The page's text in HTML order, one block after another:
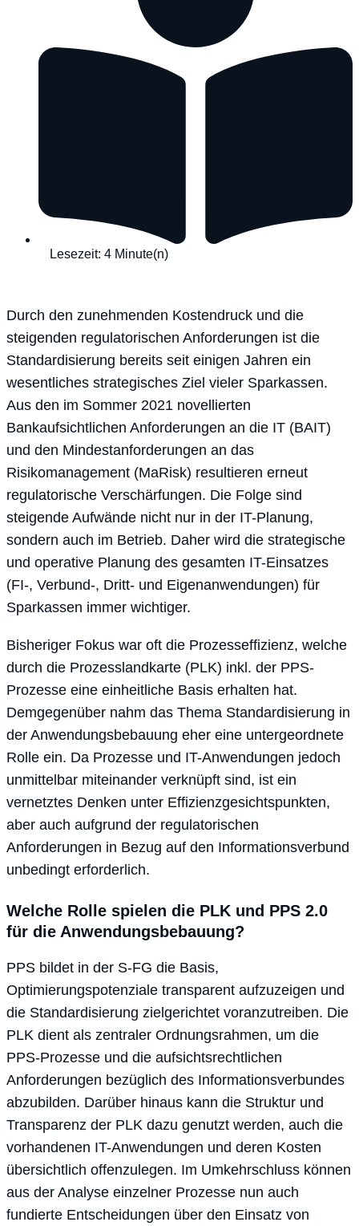
Lesezeit: 4 Minute(n)
Durch den zunehmenden Kostendruck und die
steigenden regulatorischen Anforderungen ist die
Standardisierung bereits seit einigen Jahren ein
wesentliches strategisches Ziel vieler Sparkassen.
Aus den im Sommer 2021 novellierten
Bankaufsichtlichen Anforderungen an die IT (BAIT)
und den Mindestanforderungen an das
Risikomanagement (MaRisk) resultieren erneut
regulatorische Verschärfungen. Die Folge sind
steigende Aufwände nicht nur in der IT-Planung,
sondern auch im Betrieb. Daher wird die strategische
und operative Planung des gesamten IT-Einsatzes
(FI-, Verbund-, Dritt- und Eigenanwendungen) für
Sparkassen immer wichtiger.
Bisheriger Fokus war oft die Prozesseffizienz, welche
durch die Prozesslandkarte (PLK) inkl. der PPS-
Prozesse eine einheitliche Basis erhalten hat.
Demgegenüber nahm das Thema Standardisierung in
der Anwendungsbebauung eher eine untergeordnete
Rolle ein. Da Prozesse und IT-Anwendungen jedoch
unmittelbar miteinander verknüpft sind, ist ein
vernetztes Denken unter Effizienzgesichtspunkten,
aber auch aufgrund der regulatorischen
Anforderungen in Bezug auf den Informationsverbund
unbedingt erforderlich.
Welche Rolle spielen die PLK und PPS 2.0
für die Anwendungsbebauung?
PPS bildet in der S-FG die Basis,
Optimierungspotenziale transparent aufzuzeigen und
die Standardisierung zielgerichtet voranzutreiben. Die
PLK dient als zentraler Ordnungsrahmen, um die
PPS-Prozesse und die aufsichtsrechtlichen
Anforderungen bezüglich des Informationsverbundes
abzubilden. Darüber hinaus kann die Struktur und
Transparenz der PLK dazu genutzt werden, auch die
vorhandenen IT-Anwendungen und deren Kosten
übersichtlich offenzulegen. Im Umkehrschluss können
aus der Analyse einzelner Prozesse nun auch
fundierte Entscheidungen über den Einsatz von